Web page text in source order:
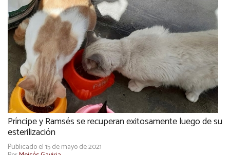
Príncipe y Ramsés se recuperan exitosamente luego de su
esterilización
Publicado el 15 de mayo de 2021